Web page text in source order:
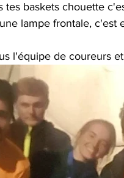
tes baskets chouette
lampe frontale, c'est
l'équipe de coureurs